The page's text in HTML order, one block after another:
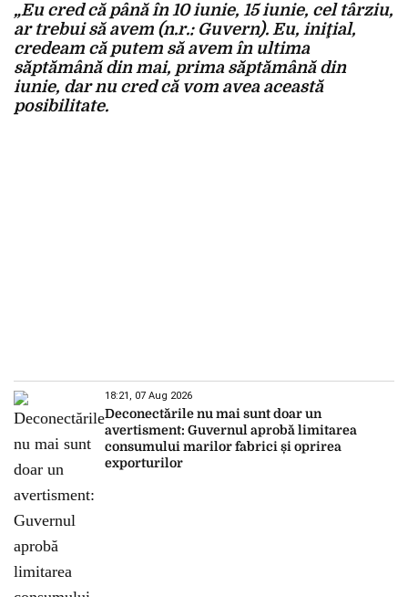
„Eu cred că până în 10 iunie, 15 iunie, cel târziu,
ar trebui să avem (n.r.: Guvern). Eu, iniţial,
credeam că putem să avem în ultima
săptămână din mai, prima săptămână din
iunie, dar nu cred că vom avea această
posibilitate.
18:21, 07 Aug 2026
Deconectările nu mai sunt doar un
avertisment: Guvernul aprobă limitarea
consumului marilor fabrici și oprirea
exporturilor